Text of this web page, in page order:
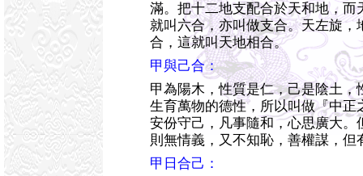
滿。把十二地支配合於天和地，而
就叫六合，亦叫做支合。天左旋，
合，這就叫天地相合。
甲與己合：
甲為陽木，性質是仁，己是陰土，
生育萬物的德性，所以叫做『中正
安份守己，凡事隨和，心思廣大。
則無情義，又不知恥，善權謀，但
甲日合己：